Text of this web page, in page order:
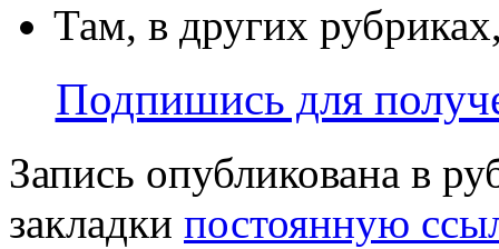
Там, в других
Подпишись для
Запись опубликована в
закладки постоянную